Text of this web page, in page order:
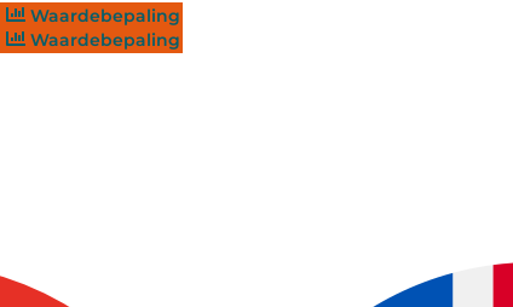
Waardebepaling
Waardebepaling